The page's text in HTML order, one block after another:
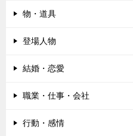
物・道具
登場人物
結婚・恋愛
職業・仕事・会社
行動・感情